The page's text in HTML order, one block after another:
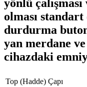
yönlü
olması
durdurma
yan merdane
cihazdaki
Top (Hadde) Çapı